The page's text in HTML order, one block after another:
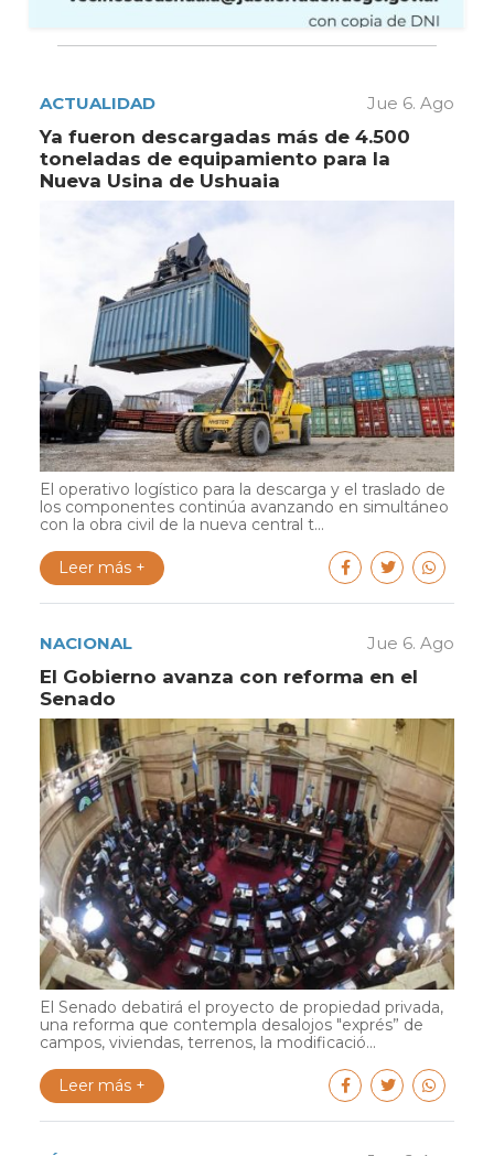
ACTUALIDAD Jue 6. Ago
Ya fueron descargadas más de 4.500
toneladas de equipamiento para la
Nueva Usina de Ushuaia
El operativo logístico para la descarga y el traslado de
los componentes continúa avanzando en simultáneo
con la obra civil de la nueva central t...
Leer más +
NACIONAL Jue 6. Ago
El Gobierno avanza con reforma en el
Senado
El Senado debatirá el proyecto de propiedad privada,
una reforma que contempla desalojos "exprés” de
campos, viviendas, terrenos, la modificació...
Leer más +